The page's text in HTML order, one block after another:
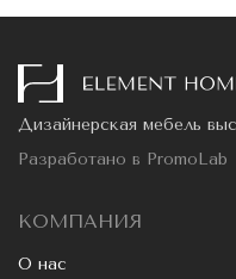
Дизайнерская мебель
Разработано в PromoLab
КОМПАНИЯ
О нас